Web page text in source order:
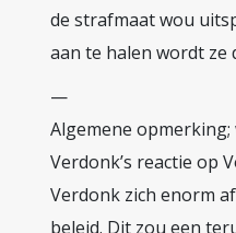
de strafmaat wou
aan te halen wordt ze
—
Algemene
Verdonk’s reactie op
Verdonk zich enorm
beleid. Dit zou een